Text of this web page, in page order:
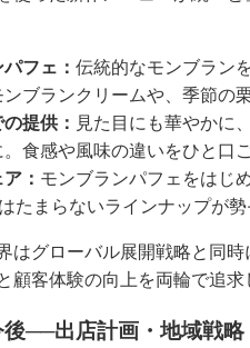
フェ： 伝統的なモンブラン
ブランクリームや、季節の
提供： 見た目にも華やかに
食感や風味の違いをひと口
： モンブランパフェをはじ
たまらないラインナップが
はグローバル展開戦略と同
顧客体験の向上を両輪で追求
──出店計画・地域戦